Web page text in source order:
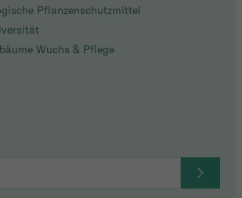
Pflanzenschutzmittel
Wuchs & Pflege